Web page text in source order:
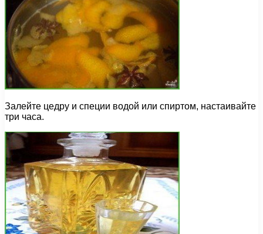
Залейте цедру и специи водой или спиртом, настаивайте
три часа.